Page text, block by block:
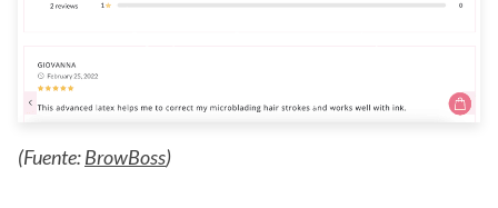
(Fuente:BrowBoss)